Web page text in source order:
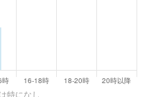
特になし